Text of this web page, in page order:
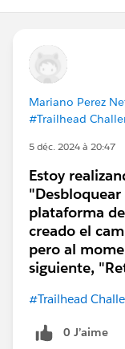
Mariano Perez
#Trailhead
5 déc. 2024 à 20:47
Estoy
plataforma
creado el
pero al
siguiente,
#Trailhead
0 J’aime